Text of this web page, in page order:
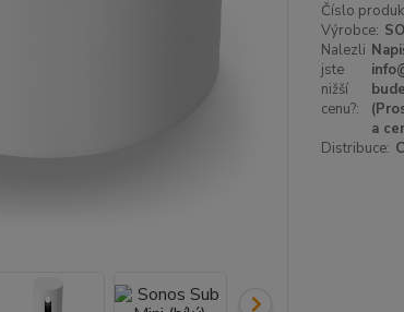
Číslo
Výrobce:
Nalezli
jste
nižší
cenu?:
a
Distribuce: